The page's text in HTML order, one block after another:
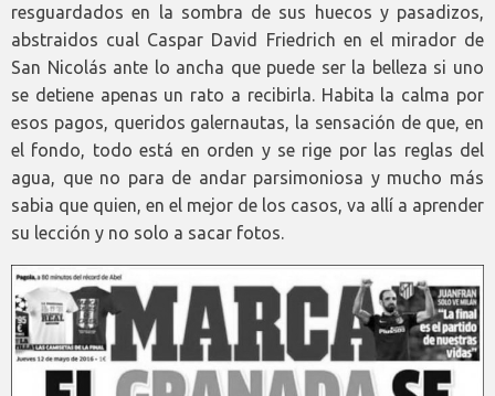
resguardados en la sombra de sus huecos y pasadizos,
abstraidos cual Caspar David Friedrich en el mirador de
San Nicolás ante lo ancha que puede ser la belleza si uno
se detiene apenas un rato a recibirla. Habita la calma por
esos pagos, queridos galernautas, la sensación de que, en
el fondo, todo está en orden y se rige por las reglas del
agua, que no para de andar parsimoniosa y mucho más
sabia que quien, en el mejor de los casos, va allí a aprender
su lección y no solo a sacar fotos.